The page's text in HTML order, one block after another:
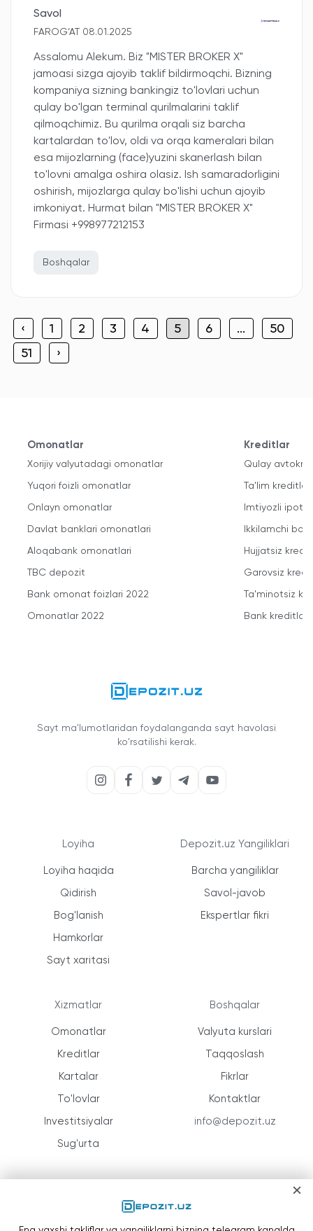
Savol
FAROG‘AT 08.01.2025
Assalomu Alekum. Biz "MISTER BROKER X"
jamoasi sizga ajoyib taklif bildirmoqchi. Bizning
kompaniya sizning bankingiz to'lovlari uchun
qulay bo'lgan terminal qurilmalarini taklif
qilmoqchimiz. Bu qurilma orqali siz barcha
kartalardan to'lov, oldi va orqa kameralari bilan
esa mijozlarning (face)yuzini skanerlash bilan
to'lovni amalga oshira olasiz. Ish samaradorligini
oshirish, mijozlarga qulay bo'lishi uchun ajoyib
imkoniyat. Hurmat bilan "MISTER BROKER X"
Firmasi +998977212153
Boshqalar
‹ 1 2 3 4 5 6 ...
50
51
›
Omonatlar
Xorijiy valyutadagi omonatlar
Yuqori foizli omonatlar
Onlayn omonatlar
Davlat banklari omonatlari
Aloqabank omonatlari
TBC depozit
Bank omonat foizlari 2022
Omonatlar 2022
Kreditlar
Qulay
Ta'lim kreditlari
Imtiyozli
Ikkilamchi
Hujjatsiz
Garovsiz
Ta'minotsiz
Bank kreditlari
Sayt ma'lumotlaridan foydalanganda sayt havolasi
ko'rsatilishi kerak.
Loyiha
Loyiha haqida
Qidirish
Bog'lanish
Hamkorlar
Sayt xaritasi
Xizmatlar
Omonatlar
Kreditlar
Kartalar
To'lovlar
Investitsiyalar
Sug'urta
Depozit.uz Yangiliklari
Barcha yangiliklar
Savol-javob
Ekspertlar fikri
Boshqalar
Valyuta kurslari
Taqqoslash
Fikrlar
Kontaktlar
info@depozit.uz
×